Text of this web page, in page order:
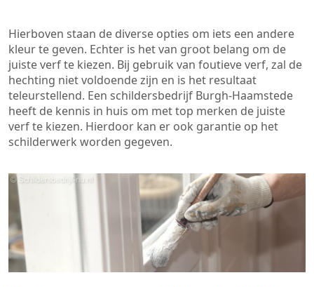
Hierboven staan de diverse opties om iets een andere
kleur te geven. Echter is het van groot belang om de
juiste verf te kiezen. Bij gebruik van foutieve verf, zal de
hechting niet voldoende zijn en is het resultaat
teleurstellend. Een schildersbedrijf Burgh-Haamstede
heeft de kennis in huis om met top merken de juiste
verf te kiezen. Hierdoor kan er ook garantie op het
schilderwerk worden gegeven.